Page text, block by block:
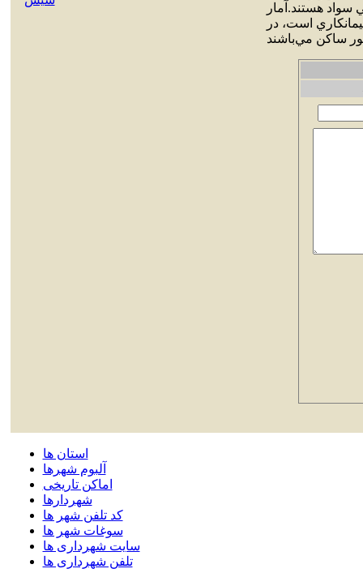
71 درصد از مردم اين شهر باسواد و 29 درصد بي سواد هستند.آمار
است، در
استان ها
آلبوم شهرها
اماکن تاریخی
شهردارها
کد تلفن شهر ها
سوغات شهر ها
سایت شهرداری ها
تلفن شهرداری ها